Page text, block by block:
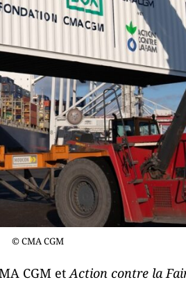
© CMA CGM
CGM etAction contre la